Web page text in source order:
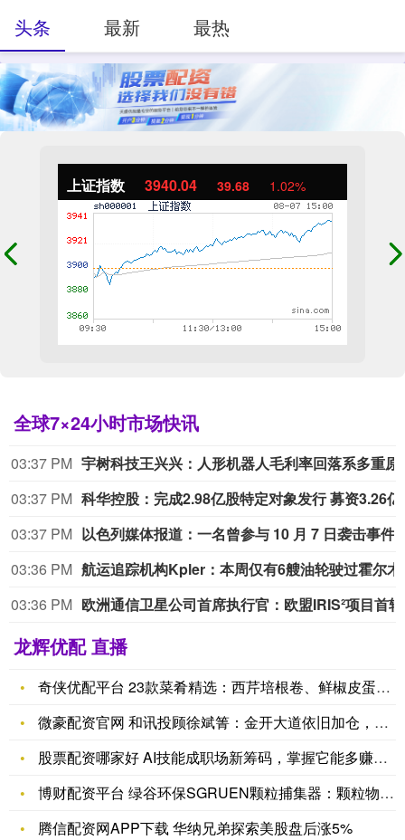
上证指数 3940.04 39.68 1.02%
全球7×24小时市场快讯
03:37 PM
03:37 PM
03:37 PM
03:36 PM
03:36 PM
龙辉优配 直播
奇侠优配平台 23款菜肴精选：西芹培根卷、鲜椒皮蛋、爆炒蒜黄
微豪配资官网 和讯投顾徐斌箐：金开大道依旧加仓，艺高人胆大
股票配资哪家好 AI技能成职场新筹码，掌握它能多赚7.8万！
博财配资平台 绿谷环保SGRUEN颗粒捕集器：颗粒物拦截核心
腾信配资网APP下载 华纳兄弟探索美股盘后涨5%
头条 最新 最热